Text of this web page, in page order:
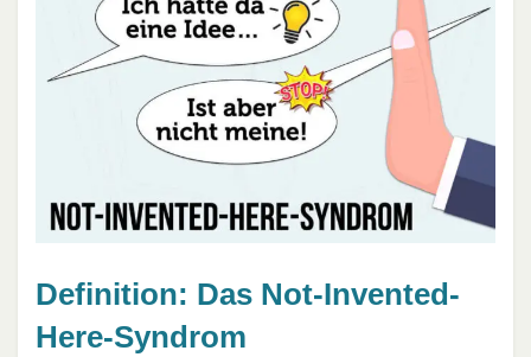
Definition: Das Not-Invented-
Here-Syndrom